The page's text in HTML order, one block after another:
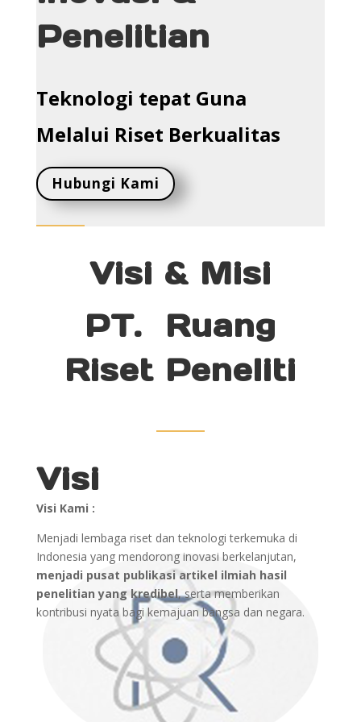
Penelitian
Teknologi tepat Guna
Melalui Riset Berkualitas
Hubungi Kami
Visi & Misi
PT. Ruang
Riset Peneliti
Visi
Visi Kami :
Menjadi lembaga riset dan teknologi terkemuka di
Indonesia yang mendorong inovasi berkelanjutan,
menjadi pusat publikasi artikel ilmiah hasil
penelitian yang kredibel, serta memberikan
kontribusi nyata bagi kemajuan bangsa dan negara.